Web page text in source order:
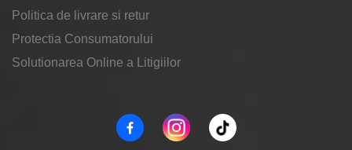
Politica de livrare si retur
Protectia Consumatorului
Solutionarea Online a Litigiilor